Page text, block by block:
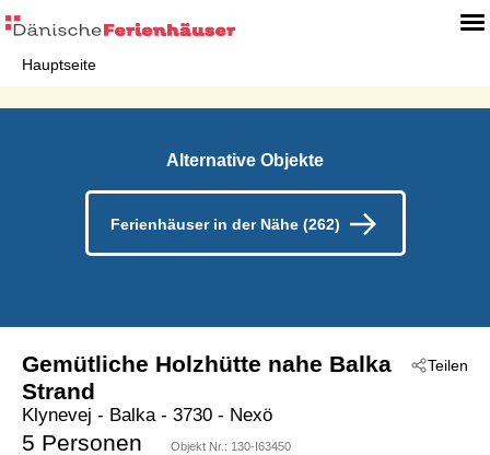
Hauptseite
Alternative Objekte
Ferienhäuser in der Nähe (262)
Teilen
Gemütliche Holzhütte nahe Balka
Strand
Klynevej - Balka - 3730 - Nexö
5 Personen Objekt Nr.: 130-I63450